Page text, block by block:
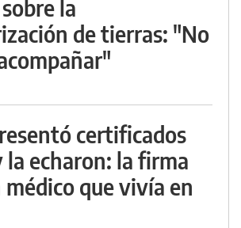
la
de tierras: "No
certificados
echaron: la firma
médico que vivía en